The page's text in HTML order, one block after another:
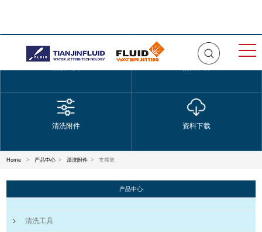
清洗附件 资料下载
Home > 产品中心 > 清洗附件 > 支撑架
产品中心
清洗工具